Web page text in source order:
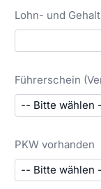
Lohn- und
Führerschein
PKW vorhanden